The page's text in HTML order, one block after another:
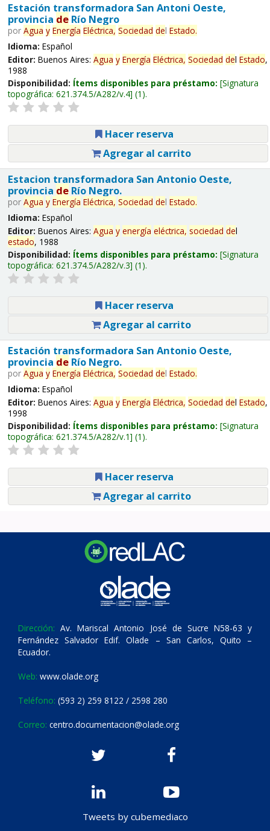
Estación transformadora San Antoni Oeste,
provincia deRío Negro
por Agua y Energía Eléctrica, Sociedad del Estado.
Idioma: Español
Editor: Buenos Aires: Agua y Energía Eléctrica, Sociedad del Estado,
1988
Disponibilidad: Ítems disponibles para préstamo: Signatura
topográfica: 621.374.5/A282/v.4 (1).
Hacer reserva
Agregar al carrito
Estacion transformadora San Antonio Oeste,
provincia deRío Negro.
por Agua y Energía Eléctrica, Sociedad del Estado.
Idioma: Español
Editor: Buenos Aires: Agua y energía eléctrica, sociedad del
estado, 1988
Disponibilidad: Ítems disponibles para préstamo: Signatura
topográfica: 621.374.5/A282/v.3 (1).
Hacer reserva
Agregar al carrito
Estación transformadora San Antonio Oeste,
provincia deRío Negro.
por Agua y Energía Eléctrica, Sociedad del Estado.
Idioma: Español
Editor: Buenos Aires: Agua y Energía Eléctrica, Sociedad del Estado,
1998
Disponibilidad: Ítems disponibles para préstamo: Signatura
topográfica: 621.374.5/A282/v.1 (1).
Hacer reserva
Agregar al carrito
Dirección: Av. Mariscal Antonio José de Sucre N58-63 y
Fernández Salvador Edif. Olade – San Carlos, Quito –
Ecuador.
Web: www.olade.org
Teléfono: (593 2) 259 8122 / 2598 280
Correo: centro.documentacion@olade.org
Tweets by cubemediaco